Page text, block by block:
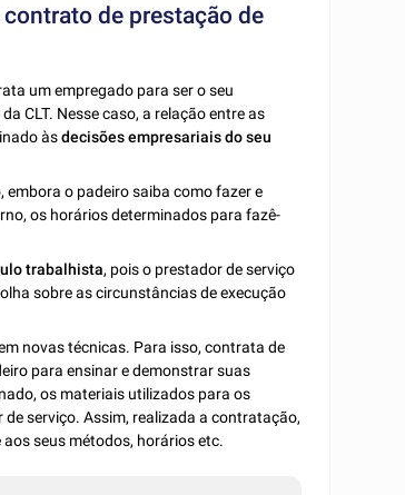
de prestação de
um empregado para ser o seu
CLT. Nesse caso, a relação entre as
àsdecisões empresariais do seu
o padeiro saiba como fazer e
os horários determinados para fazê-
trabalhista, pois o prestador de serviço
sobre as circunstâncias de execução
novas técnicas. Para isso, contrata de
para ensinar e demonstrar suas
os materiais utilizados para os
serviço. Assim, realizada a contratação,
seus métodos, horários etc.